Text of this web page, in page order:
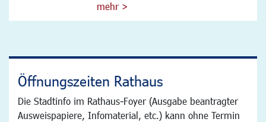
mehr >
Öffnungszeiten Rathaus
Die Stadtinfo im Rathaus-Foyer (Ausgabe beantragter
Ausweispapiere, Infomaterial, etc.) kann ohne Termin